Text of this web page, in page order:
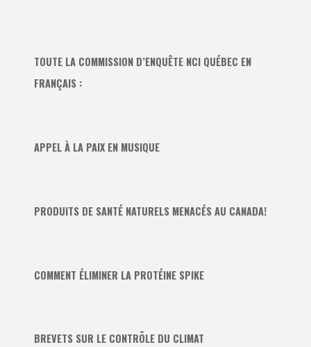
TOUTE LA COMMISSION D’ENQUÊTE NCI QUÉBEC EN
FRANÇAIS :
APPEL À LA PAIX EN MUSIQUE
PRODUITS DE SANTÉ NATURELS MENACÉS AU CANADA!
COMMENT ÉLIMINER LA PROTÉINE SPIKE
BREVETS SUR LE CONTRÔLE DU CLIMAT